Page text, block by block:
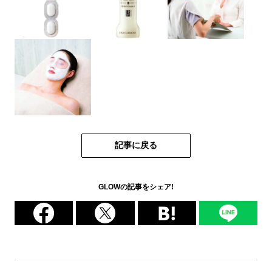
記事に戻る
GLOWの記事をシェア!